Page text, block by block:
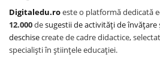
Digitaledu.roeste o platformă dedicată
12.000desugestii de activități de învățare
deschisecreate de cadre didactice,
specialiști în științele educației.